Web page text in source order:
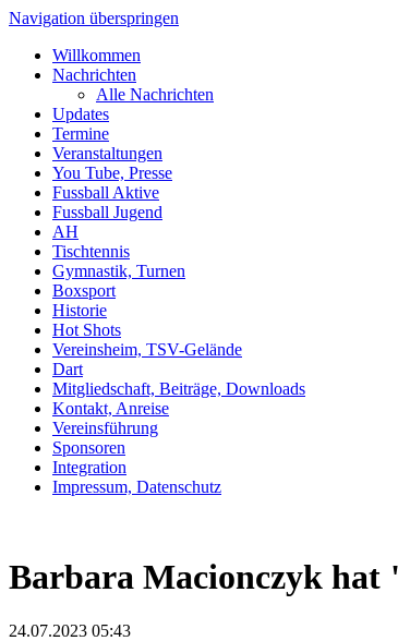
Navigation überspringen
Willkommen
Nachrichten
Alle Nachrichten
Updates
Termine
Veranstaltungen
You Tube, Presse
Fussball Aktive
Fussball Jugend
AH
Tischtennis
Gymnastik, Turnen
Boxsport
Historie
Hot Shots
Vereinsheim, TSV-Gelände
Dart
Mitgliedschaft, Beiträge, Downloads
Kontakt, Anreise
Vereinsführung
Sponsoren
Integration
Impressum, Datenschutz
Barbara Macionczyk hat
24.07.2023 05:43